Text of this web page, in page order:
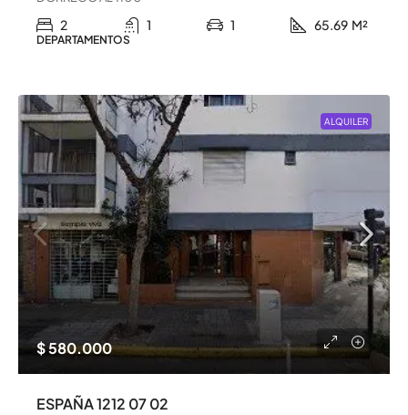
2 1 1 65.69 M²
DEPARTAMENTOS
ALQUILER
$ 580.000
ESPAÑA 1212 07 02